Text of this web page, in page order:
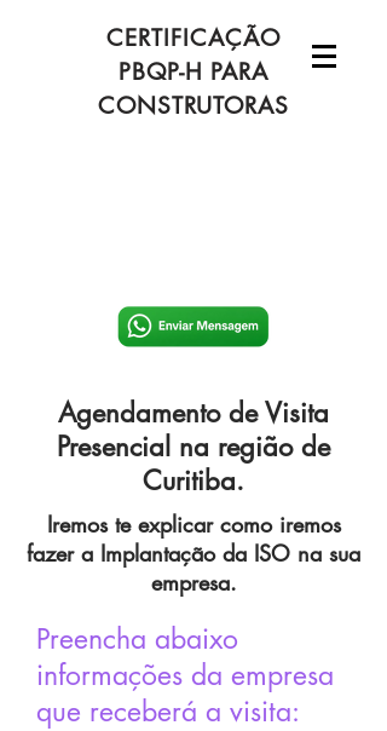
CERTIFICAÇÃO
PBQP-H PARA
CONSTRUTORAS
Agendamento de Visita
Presencial na região de
Curitiba.
Iremos te explicar como iremos
fazer a Implantação da ISO na sua
empresa.
Preencha abaixo
informações da empresa
que receberá a visita: